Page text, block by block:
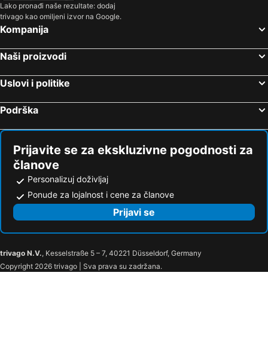
Lako pronađi naše rezultate: dodaj
trivago kao omiljeni izvor na Google.
Kompanija
Naši proizvodi
Uslovi i politike
Podrška
Prijavite se za ekskluzivne pogodnosti za
članove
Personalizuj doživljaj
Ponude za lojalnost i cene za članove
Prijavi se
trivago N.V., Kesselstraße 5 – 7, 40221 Düsseldorf, Germany
Copyright 2026 trivago | Sva prava su zadržana.